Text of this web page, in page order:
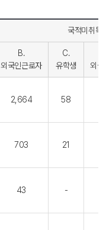
국적미취득
B.
외국인근로자
C.
유학생
외국
2,664 58
703 21
43 -